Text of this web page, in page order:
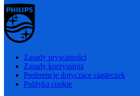
Zasady prywatności
Zasady korzystania
Preferencje dotyczące ciasteczek
Polityka cookie